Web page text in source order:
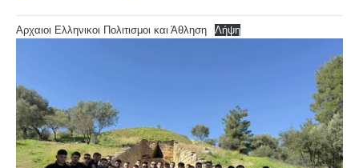
Αρχαιοι Ελληνικοι Πολιτισμοι και Άθληση Λήψη